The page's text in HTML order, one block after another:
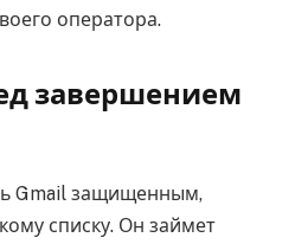
оператора.
завершением
Gmail защищенным,
списку. Он займет